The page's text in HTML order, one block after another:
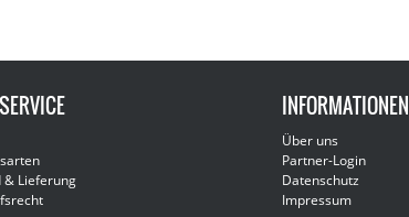
& Lieferung
INFORMATIONEN
Über uns
Partner-Login
Datenschutz
Impressum